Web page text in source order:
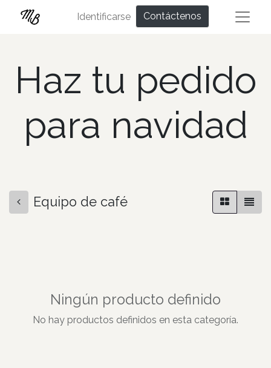
Identificarse Contáctenos
Haz tu pedido
para navidad
Equipo de café
Ningún producto definido
No hay productos definidos en esta categoría.